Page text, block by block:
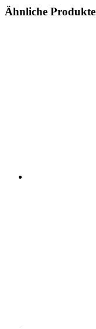
Ähnliche Produkte